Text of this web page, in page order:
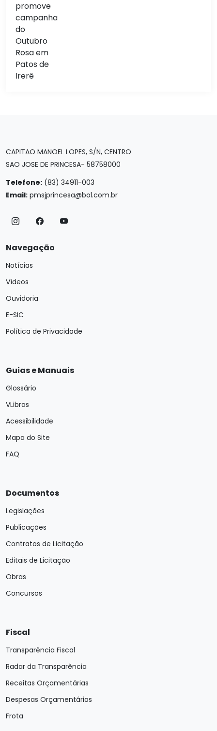
CAPITAO MANOEL LOPES, S/N, CENTRO
SAO JOSE DE PRINCESA- 58758000
Telefone: (83) 34911-003
Email: pmsjprincesa@bol.com.br
Navegação
Notícias
Vídeos
Ouvidoria
E-SIC
Política de Privacidade
Guias e Manuais
Glossário
VLibras
Acessibilidade
Mapa do Site
FAQ
Documentos
Legislações
Publicações
Contratos de Licitação
Editais de Licitação
Obras
Concursos
Fiscal
Transparência Fiscal
Radar da Transparência
Receitas Orçamentárias
Despesas Orçamentárias
Frota